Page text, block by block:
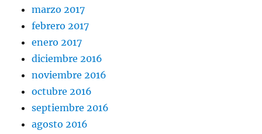
marzo 2017
febrero 2017
enero 2017
diciembre 2016
noviembre 2016
octubre 2016
septiembre 2016
agosto 2016